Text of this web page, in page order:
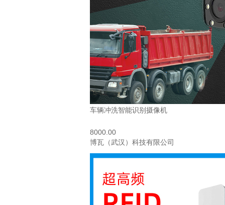
车辆冲洗智能识别摄像机
8000.00
博瓦（武汉）科技有限公司